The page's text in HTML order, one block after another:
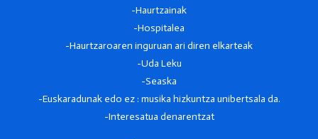
-Haurtzainak
-Hospitalea
-Haurtzaroaren inguruan ari diren elkarteak
-Uda Leku
-Seaska
-Euskaradunak edo ez : musika hizkuntza unibertsala da.
-Interesatua denarentzat